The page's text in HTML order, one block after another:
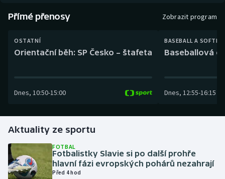
Florbal
Golf
Házená
Jezdectví
Přímé přenosy Zobrazit program
OSTATNÍ
Orientační běh: SP Česko – štafeta
Dnes, 10:50-15:00
BASEBALL A
Baseballová
Dnes, 12:55-16:15
Aktuality ze sportu
FOTBAL
Fotbalistky Slavie si po další prohře
hlavní fázi evropských pohárů nezahrají
Před 4 hod